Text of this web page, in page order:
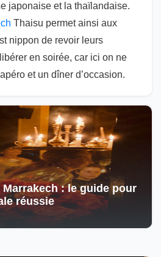
japonaise et la thaïlandaise.
Thaisu permet ainsi aux
nippon de revoir leurs
en soirée, car ici on ne
et un dîner d’occasion.
: le guide pour
réussie